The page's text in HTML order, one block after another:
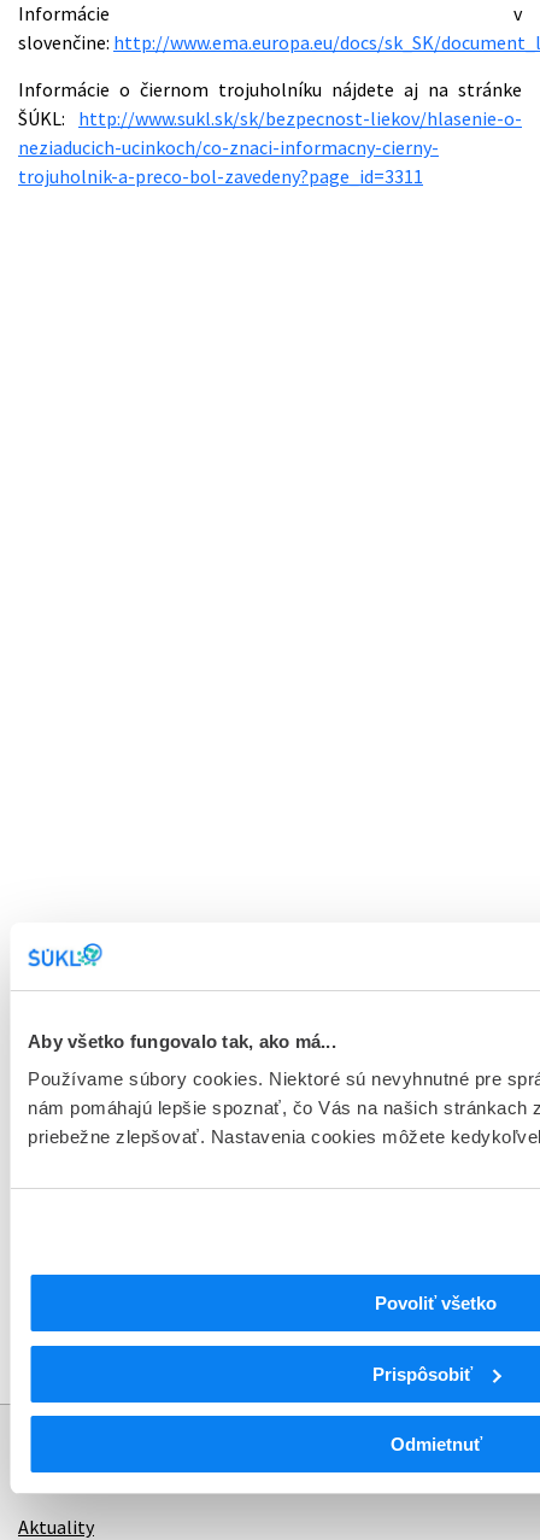
Aby všetko fungovalo tak, ako má...
Používame súbory cookies. Niektoré sú nevyhnutné pre
nám pomáhajú lepšie spoznať, čo Vás na našich stránkach
priebežne zlepšovať. Nastavenia cookies môžete
Povoliť všetko
Prispôsobiť
Odmietnuť
Informácie v
slovenčine: http://www.ema.europa.eu/docs/sk_SK/
Informácie o čiernom trojuholníku nájdete aj na stránke
ŠÚKL: http://www.sukl.sk/sk/bezpecnost-liekov/hlasenie-o-
neziaducich-ucinkoch/co-znaci-informacny-cierny-
trojuholnik-a-preco-bol-zavedeny?page_id=3311
Aktuality